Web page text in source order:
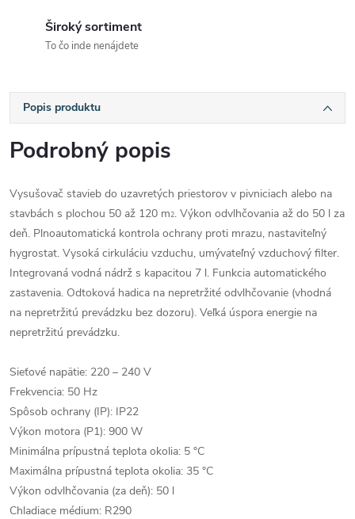
Široký sortiment
To čo inde nenájdete
Popis produktu
Podrobný popis
Vysušovač stavieb do uzavretých priestorov v pivniciach alebo na
stavbách s plochou 50 až 120 m2. Výkon odvlhčovania až do 50 l za
deň. Plnoautomatická kontrola ochrany proti mrazu, nastaviteľný
hygrostat. Vysoká cirkuláciu vzduchu, umývateľný vzduchový filter.
Integrovaná vodná nádrž s kapacitou 7 l. Funkcia automatického
zastavenia. Odtoková hadica na nepretržité odvlhčovanie (vhodná
na nepretržitú prevádzku bez dozoru). Veľká úspora energie na
nepretržitú prevádzku.
Sieťové napätie: 220 – 240 V
Frekvencia: 50 Hz
Spôsob ochrany (IP): IP22
Výkon motora (P1): 900 W
Minimálna prípustná teplota okolia: 5 °C
Maximálna prípustná teplota okolia: 35 °C
Výkon odvlhčovania (za deň): 50 l
Chladiace médium: R290